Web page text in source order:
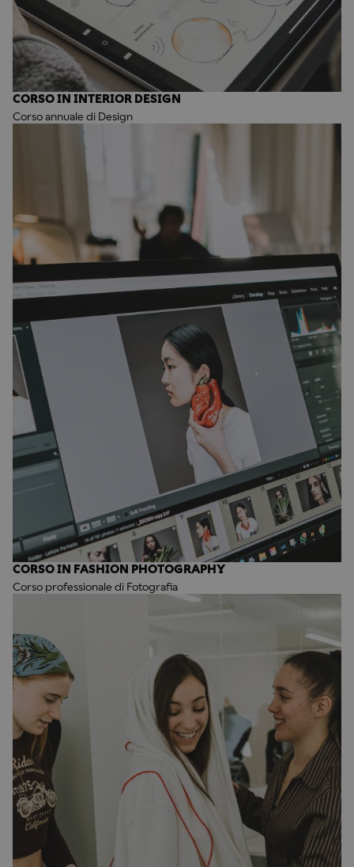
CORSO IN INTERIOR DESIGN
Corso annuale di Design
CORSO IN FASHION PHOTOGRAPHY
Corso professionale di Fotografia